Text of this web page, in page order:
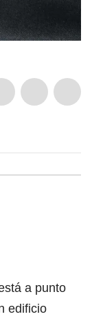
a punto
edificio